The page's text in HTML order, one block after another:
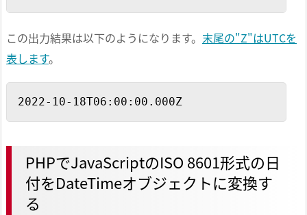
この出力結果は以下のようになります。 末尾の"Z"はUTCを
表します。
2022-10-18T06:00:00.000Z
PHPでJavaScriptのISO 8601形式の日
付をDateTimeオブジェクトに変換す
る